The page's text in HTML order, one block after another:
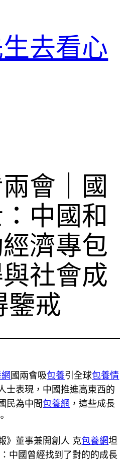
去看心
會｜國
中國和
濟專包
社會成
鑒戒
國兩會吸包養引全球包養情
士表現，中國推進高東西的
民為中間包養網 ，這些成長
》董事兼開創人 克包養網坦
中國曾經找到了對的的成長